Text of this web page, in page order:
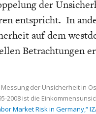
der
entspricht. In
auf dem
Betrachtungen
der Unsicherheit in
2008 ist die
Market Risk in Germany,“